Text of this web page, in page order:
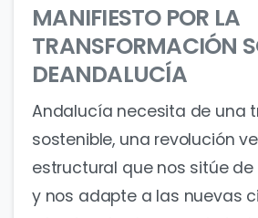
MANIFIESTO POR LA
TRANSFORMACIÓN
DEANDALUCÍA
Andalucía necesita de una
sostenible, una revolución
estructural que nos sitúe
y nos adapte a las nuevas